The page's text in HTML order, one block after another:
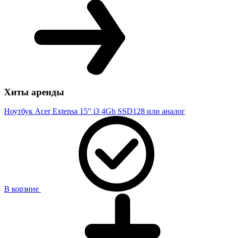
Хиты аренды
Ноутбук Acer Extensa 15" i3 4Gb SSD128 или аналог
В корзине